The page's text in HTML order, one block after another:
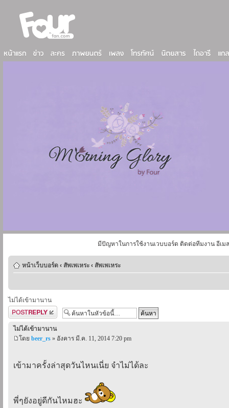
มีปัญหาในการใช้งานเวบบอร์ด ติดต่อทีมงาน อีเม
หน้าเว็บบอร์ด ‹ สัพเพเหระ ‹ สัพเพเหระ
ไม่ได้เข้ามานาน
ตอบกระทู้
ไม่ได้เข้ามานาน
โดย beer_rs » อังคาร มี.ค. 11, 2014 7:20 pm
เข้ามาครั้งล่าสุดวันไหนเนี่ย จำไม่ได้ละ
พี่ๆยังอยู่ดีกันไหมฮะ